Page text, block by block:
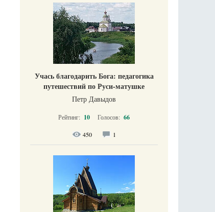
Учась благодарить Бога: педагогика
путешествий по Руси-матушке
Петр Давыдов
Рейтинг: 10 Голосов: 66
450 1